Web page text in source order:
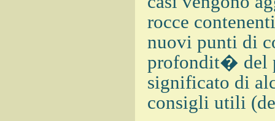
rocce
nuovi punti di
profondit� del
significato di
consigli utili